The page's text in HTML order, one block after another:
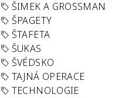
ŠIMEK A GROSSMAN
ŠPAGETY
ŠTAFETA
ŠUKAS
ŠVÉDSKO
TAJNÁ OPERACE
TECHNOLOGIE